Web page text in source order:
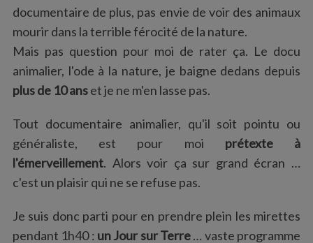
documentaire de plus, pas envie de voir des animaux
mourir dans la terrible férocité de la nature.
Mais pas question pour moi de rater ça. Le docu
animalier, l'ode à la nature, je baigne dedans depuis
plus de 10 anset je ne m'en lasse pas.
Tout documentaire animalier, qu'il soit pointu ou
généraliste, est pour moi prétexte à
l'émerveillement. Alors voir ça sur grand écran …
c'est un plaisir qui ne se refuse pas.
Je suis donc parti pour en prendre plein les mirettes
pendant 1h40 : un Jour sur Terre… vaste programme